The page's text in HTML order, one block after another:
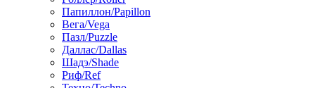
Папиллон/Papillon
Вега/Vega
Пазл/Puzzle
Даллас/Dallas
Шадэ/Shade
Риф/Ref